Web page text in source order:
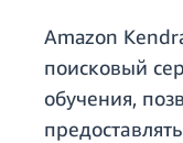
Amazon
поисковый
обучения,